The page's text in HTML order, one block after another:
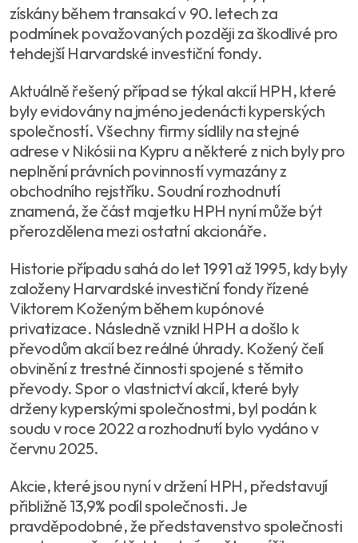
získány během transakcí v 90. letech za
podmínek považovaných později za škodlivé pro
tehdejší Harvardské investiční fondy.
Aktuálně řešený případ se týkal akcií HPH, které
byly evidovány na jméno jedenácti kyperských
společností. Všechny firmy sídlily na stejné
adrese v Nikósii na Kypru a některé z nich byly pro
neplnění právních povinností vymazány z
obchodního rejstříku. Soudní rozhodnutí
znamená, že část majetku HPH nyní může být
přerozdělena mezi ostatní akcionáře.
Historie případu sahá do let 1991 až 1995, kdy byly
založeny Harvardské investiční fondy řízené
Viktorem Koženým během kupónové
privatizace. Následně vznikl HPH a došlo k
převodům akcií bez reálné úhrady. Kožený čelí
obvinění z trestné činnosti spojené s těmito
převody. Spor o vlastnictví akcií, které byly
drženy kyperskými společnostmi, byl podán k
soudu v roce 2022 a rozhodnutí bylo vydáno v
červnu 2025.
Akcie, které jsou nyní v držení HPH, představují
přibližně 13,9% podíl společnosti. Je
pravděpodobné, že představenstvo společnosti